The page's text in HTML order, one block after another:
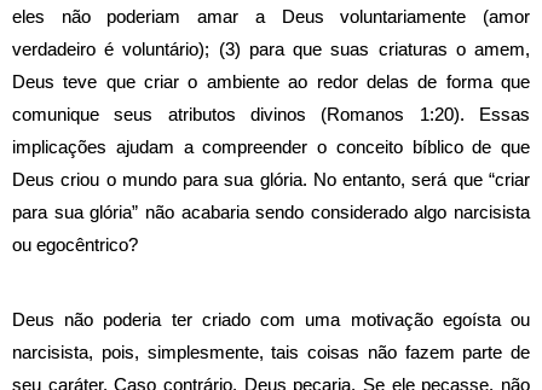
eles não poderiam amar a Deus voluntariamente (amor
verdadeiro é voluntário); (3) para que suas criaturas o amem,
Deus teve que criar o ambiente ao redor delas de forma que
comunique seus atributos divinos (Romanos 1:20). Essas
implicações ajudam a compreender o conceito bíblico de que
Deus criou o mundo para sua glória. No entanto, será que “criar
para sua glória” não acabaria sendo considerado algo narcisista
ou egocêntrico?
Deus não poderia ter criado com uma motivação egoísta ou
narcisista, pois, simplesmente, tais coisas não fazem parte de
seu caráter. Caso contrário, Deus pecaria. Se ele pecasse, não